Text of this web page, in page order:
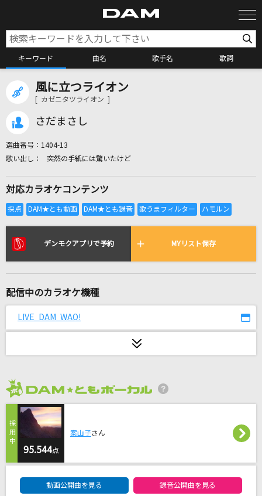
キーワード 曲名 歌手名 歌詞
カラオケ検索
全国りれき
リアルタイムで歌われている曲の一覧
超孤独ライオン
甲賀忍法帖
東京スカパラダイスオーケストラ
マシュマロ(ビデオクリップバージョン)
よくできました◎
風に立つライオン
[ カゼニタツライオン ]
さだまさし
選曲番号： 1404-13
突然の手紙には驚いたけど
対応カラオケコンテンツ
デンモクアプリで予約 MYリスト保存
配信中のカラオケ機種
LIVE DAM WAO!
95.544点
案山子さん
動画公開曲を見る 録音公開曲を見る